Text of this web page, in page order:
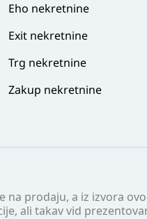
na prodaju, a iz izvora
ali takav vid
Eho nekretnine
Exit nekretnine
Trg nekretnine
Zakup nekretnine